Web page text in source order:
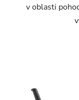
v oblasti